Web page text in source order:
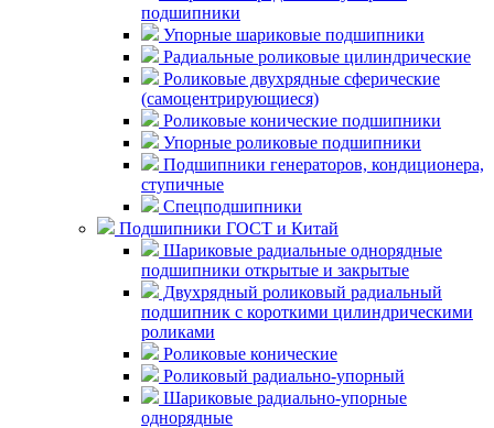
подшипники
Упорные шариковые подшипники
Радиальные роликовые цилиндрические
Роликовые двухрядные сферические
(самоцентрирующиеся)
Роликовые конические подшипники
Упорные роликовые подшипники
Подшипники генераторов, кондиционера,
ступичные
Спецподшипники
Подшипники ГОСТ и Китай
Шариковые радиальные однорядные
подшипники открытые и закрытые
Двухрядный роликовый радиальный
подшипник с короткими цилиндрическими
роликами
Роликовые конические
Роликовый радиально-упорный
Шариковые радиально-упорные
однорядные